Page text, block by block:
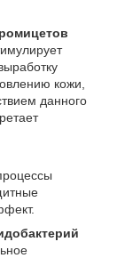
кожи,
данного